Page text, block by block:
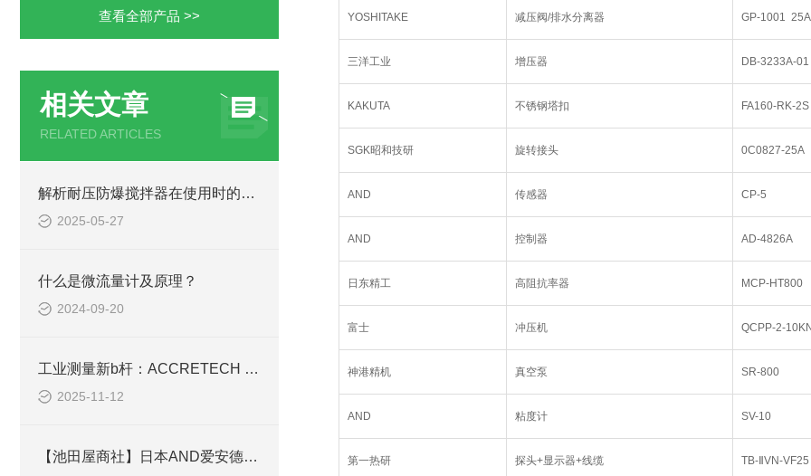
查看全部产品 >>
相关文章
RELATED ARTICLES
解析耐压防爆搅拌器在使用时的注意事项
2025-05-27
什么是微流量计及原理？
2024-09-20
工业测量新b杆：ACCRETECH HANDYSURF+40如何破解表面粗糙度检测难题？
2025-11-12
【池田屋商社】日本AND爱安德CP-3传感器：工业测量精准之选
YOSHITAKE 减压阀/排水分离器 GP-1001
三洋工业 增压器 DB-3233A-01
KAKUTA 不锈钢塔扣 FA160-RK-2S
SGK昭和技研 旋转接头 0C0827-25A
AND 传感器 CP-5
AND 控制器 AD-4826A
日东精工 高阻抗率器 MCP-HT800
富士 冲压机 QCPP-2-
神港精机 真空泵 SR-800
AND 粘度计 SV-10
第一热研 探头+显示器+线缆 TB-ⅡVN-VF25